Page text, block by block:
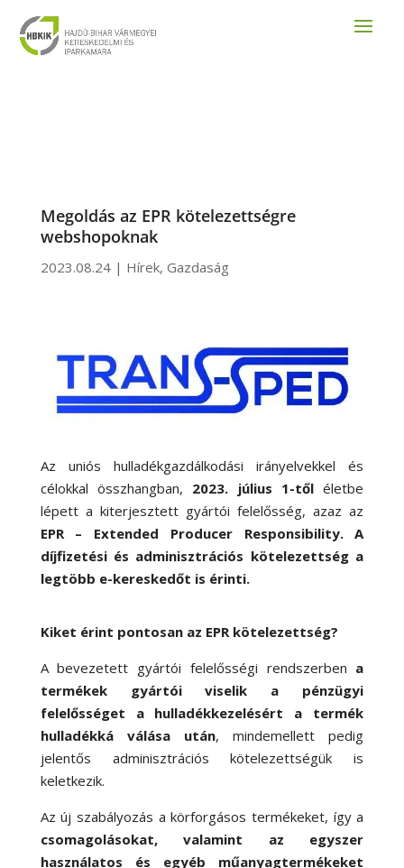
Megoldás az EPR kötelezettségre
webshopoknak
2023.08.24| Hírek, Gazdaság
Az uniós hulladékgazdálkodási irányelvekkel és
célokkal összhangban, 2023. július 1-tőléletbe
lépett a kiterjesztett gyártói felelősség, azaz az
EPR – Extended Producer Responsibility. A
díjfizetési és adminisztrációs kötelezettség a
legtöbb e-kereskedőt is érinti.
Kiket érint pontosan az EPR kötelezettség?
A bevezetett gyártói felelősségi rendszerben a
termékek gyártói viselik a pénzügyi
felelősséget a hulladékkezelésért a termék
hulladékká válása után, mindemellett pedig
jelentős adminisztrációs kötelezettségük is
keletkezik.
Az új szabályozás a körforgásos termékeket, így a
csomagolásokat, valamint az egyszer
használatos és egyéb műanyagtermékeket